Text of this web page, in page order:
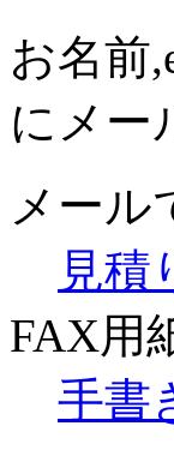
お名前
にメー
メール
見積
FAX用
手書